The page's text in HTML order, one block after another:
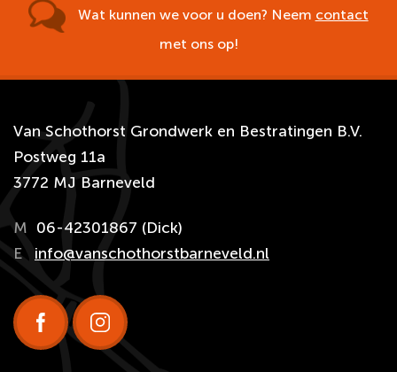
Wat kunnen we voor u doen? Neem contact
met ons op!
Van Schothorst Grondwerk en Bestratingen B.V.
Postweg 11a
3772 MJ Barneveld
M 06-42301867 (Dick)
E
info@vanschothorstbarneveld.nl